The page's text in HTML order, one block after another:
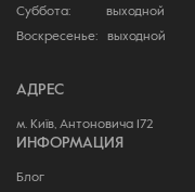
Суббота: выходной
Воскресенье: выходной
АДРЕС
м. Київ, Антоновича 172
ИНФОРМАЦИЯ
Блог